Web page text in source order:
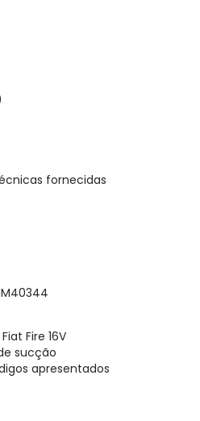
fornecidas
Fire 16V
sucção
apresentados